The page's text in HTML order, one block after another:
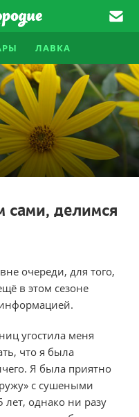
ЛАВКА
сами, делимся
очереди, для того,
в этом сезоне
угостила меня
что я была
Я была приятно
с сушеными
однако ни разу